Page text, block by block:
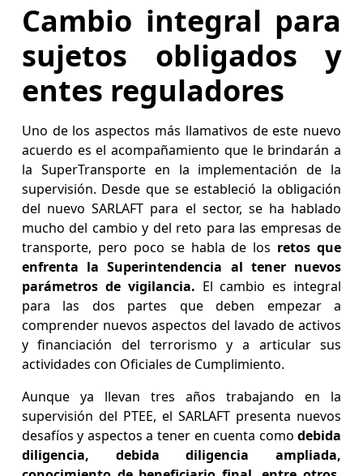
Cambio integral para
sujetos obligados y
entes reguladores
Uno de los aspectos más llamativos de este nuevo
acuerdo es el acompañamiento que le brindarán a
la SuperTransporte en la implementación de la
supervisión. Desde que se estableció la obligación
del nuevo SARLAFT para el sector, se ha hablado
mucho del cambio y del reto para las empresas de
transporte, pero poco se habla de los retos que
enfrenta la Superintendencia al tener nuevos
parámetros de vigilancia. El cambio es integral
para las dos partes que deben empezar a
comprender nuevos aspectos del lavado de activos
y financiación del terrorismo y a articular sus
actividades con Oficiales de Cumplimiento.
Aunque ya llevan tres años trabajando en la
supervisión del PTEE, el SARLAFT presenta nuevos
desafíos y aspectos a tener en cuenta comodebida
diligencia, debida diligencia ampliada,